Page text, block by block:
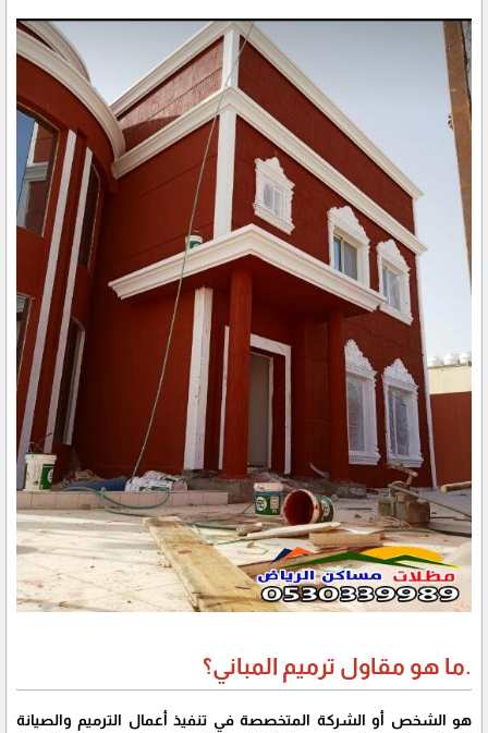
.ما هو مقاول ترميم المباني؟
هو الشخص أو الشركة المتخصصة في تنفيذ أعمال الترميم والصيانة